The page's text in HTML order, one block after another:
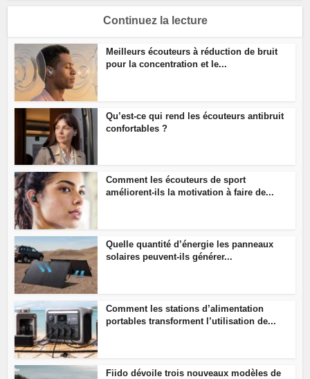
Continuez la lecture
Meilleurs écouteurs à réduction de bruit
pour la concentration et le...
Qu’est-ce qui rend les écouteurs antibruit
confortables ?
Comment les écouteurs de sport
améliorent-ils la motivation à faire de...
Quelle quantité d’énergie les panneaux
solaires peuvent-ils générer...
Comment les stations d’alimentation
portables transforment l’utilisation de...
Fiido dévoile trois nouveaux modèles de